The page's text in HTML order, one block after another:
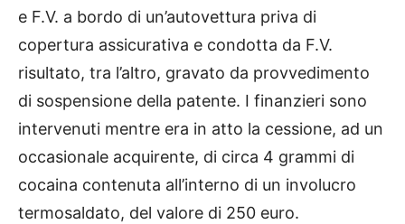
e F.V. a bordo di un’autovettura priva di
copertura assicurativa e condotta da F.V.
risultato, tra l’altro, gravato da provvedimento
di sospensione della patente. I finanzieri sono
intervenuti mentre era in atto la cessione, ad un
occasionale acquirente, di circa 4 grammi di
cocaina contenuta all’interno di un involucro
termosaldato, del valore di 250 euro.